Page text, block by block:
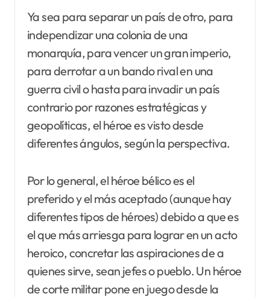
Ya sea para separar un país de otro, para
independizar una colonia de una
monarquía, para vencer un gran imperio,
para derrotar a un bando rival en una
guerra civil o hasta para invadir un país
contrario por razones estratégicas y
geopolíticas, el héroe es visto desde
diferentes ángulos, según la perspectiva.
Por lo general, el héroe bélico es el
preferido y el más aceptado (aunque hay
diferentes tipos de héroes) debido a que es
el que más arriesga para lograr en un acto
heroico, concretar las aspiraciones de a
quienes sirve, sean jefes o pueblo. Un héroe
de corte militar pone en juego desde la